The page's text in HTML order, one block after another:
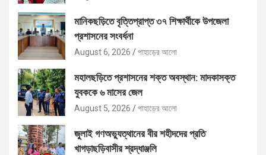
মানিকছড়িতে বৃত্তিপ্রাপ্ত ৩৭ শিক্ষার্থীকে উপজেলা
প্রশাসনের সংবর্ধনা
August 6, 2026 পাহাড়ের আলো
মহালছড়িতে প্রশাসনের শক্ত অবস্থান: মাদকাসক্ত
যুবককে ৬ মাসের জেল
August 5, 2026 পাহাড়ের আলো
জুলাই গণঅভ্যুত্থানের বীর শহীদদের প্রতি
খাগড়াছড়িবাসীর শ্রদ্ধাঞ্জলি